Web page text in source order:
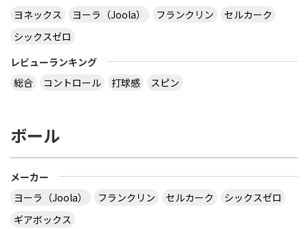
ヨネックス
ヨーラ（Joola） フランクリン
セルカーク
シックスゼロ
レビューランキング
総合
コントロール 打球感 スピン
ボール
メーカー
ヨーラ（Joola）
フランクリン セルカーク
シックスゼロ
ギアボックス